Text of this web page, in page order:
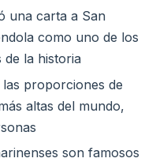
una carta a San
como uno de los
de la historia
proporciones de
altas del mundo,
son famosos